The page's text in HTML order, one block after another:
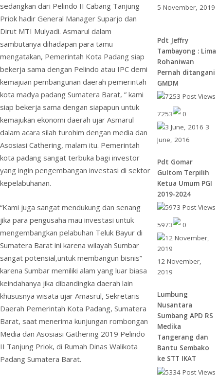
d
y
sedangkan dari Pelindo II Cabang Tanjung
Priok hadir General Manager Suparjo dan
Dirut MTI Mulyadi. Asmarul dalam
sambutanya dihadapan para tamu
mengatakan, Pemerintah Kota Padang siap
bekerja sama dengan Pelindo atau IPC demi
kemajuan pembangunan daerah pemerintah
kota madya padang Sumatera Barat, ” kami
siap bekerja sama dengan siapapun untuk
kemajukan ekonomi daerah ujar Asmarul
dalam acara silah turohim dengan media dan
Asosiasi Cathering, malam itu. Pemerintah
kota padang sangat terbuka bagi investor
yang ingin pengembangan investasi di sektor
kepelabuhanan.
“Kami juga sangat mendukung dan senang
jika para pengusaha mau investasi untuk
mengembangkan pelabuhan Teluk Bayur di
Sumatera Barat ini karena wilayah Sumbar
sangat potensial,untuk membangun bisnis”
karena Sumbar memiliki alam yang luar biasa
keindahanya jika dibandingka daerah lain
khususnya wisata ujar Amasrul, Sekretaris
Daerah Pemerintah Kota Padang, Sumatera
Barat, saat menerima kunjungan rombongan
Media dan Asosiasi Gathering 2019 Pelindo
II Tanjung Priok, di Rumah Dinas Walikota
Padang Sumatera Barat.
5 November, 2019
Pdt Jeffry
Tambayong : Lima
Rohaniwan
Pernah ditangani
GMDM
7253
0
3
June, 2016
Pdt Gomar
Gultom Terpilih
Ketua Umum PGI
2019-2024
5973 0
12 November,
2019
Lumbung
Nusantara
Sumbang APD RS
Medika
Tangerang dan
Bantu Sembako
ke STT IKAT